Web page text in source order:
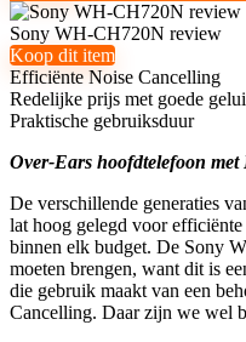
Sony WH-CH720N review
Koop dit item
Efficiënte Noise Cancelling
Redelijke prijs met goede
Praktische gebruiksduur
Over-Ears hoofdtelefoon
De verschillende generaties
lat hoog gelegd voor
binnen elk budget. De Sony
moeten brengen, want dit is
die gebruik maakt van een
Cancelling. Daar zijn we wel